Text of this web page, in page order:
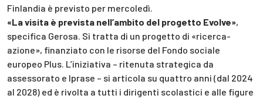
Finlandia è previsto per mercoledì.
«La visita è prevista nell’ambito del progetto Evolve»,
specifica Gerosa. Si tratta di un progetto di «ricerca-
azione», finanziato con le risorse del Fondo sociale
europeo Plus. L’iniziativa – ritenuta strategica da
assessorato e Iprase – si articola su quattro anni (dal 2024
al 2028) ed è rivolta a tutti i dirigenti scolastici e alle figure